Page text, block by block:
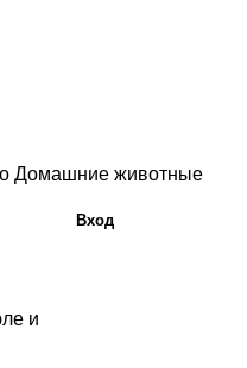
Домашние животные
и
Вход